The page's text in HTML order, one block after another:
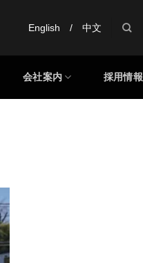
English / 中文
会社案内 採用情報